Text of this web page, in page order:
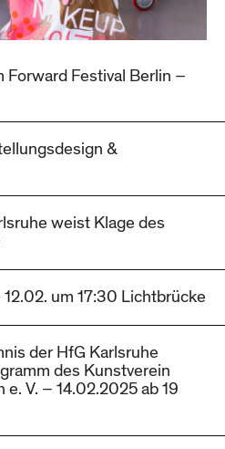
Forward Festival Berlin –
&
weist Klage des
12.02. um 17:30 Lichtbrücke
der HfG Karlsruhe
des Kunstverein
V. – 14.02.2025 ab 19